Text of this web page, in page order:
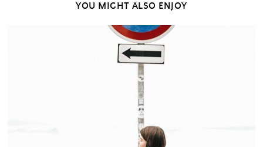
YOU MIGHT ALSO ENJOY